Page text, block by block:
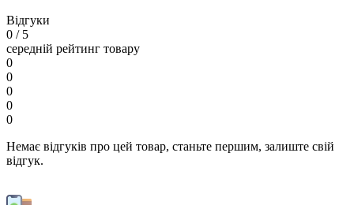
Відгуки
0 / 5
середній рейтинг товару
0
0
0
0
0
Немає відгуків про цей товар, станьте першим, залиште свій
відгук.